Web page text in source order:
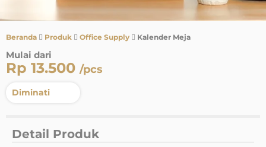
Beranda Produk Office Supply Kalender Meja
Mulai dari
Rp 13.500 /pcs
Diminati
Detail Produk